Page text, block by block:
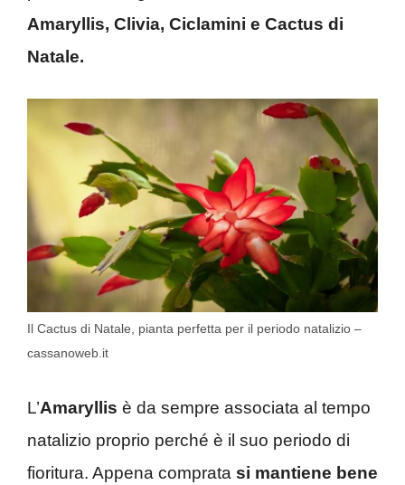
Amaryllis, Clivia, Ciclamini e Cactus di
Natale.
Il Cactus di Natale, pianta perfetta per il periodo natalizio –
cassanoweb.it
L’Amaryllis è da sempre associata al tempo
natalizio proprio perché è il suo periodo di
fioritura. Appena comprata si mantiene bene